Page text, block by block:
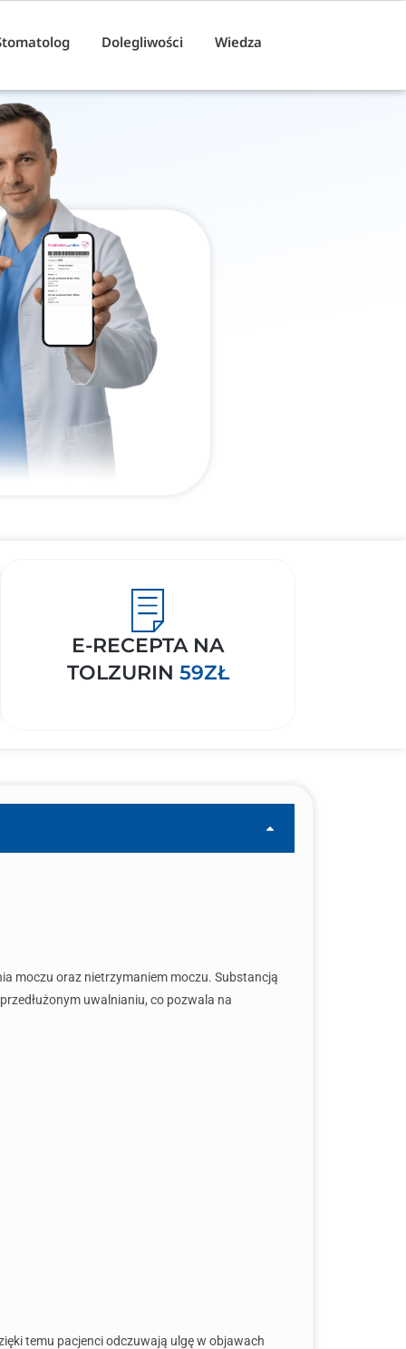
Dolegliwości Wiedza
E-RECEPTA NA
TOLZURIN 59ZŁ
moczu oraz nietrzymaniem moczu. Substancją
uwalnianiu, co pozwala na
temu pacjenci odczuwają ulgę w objawach